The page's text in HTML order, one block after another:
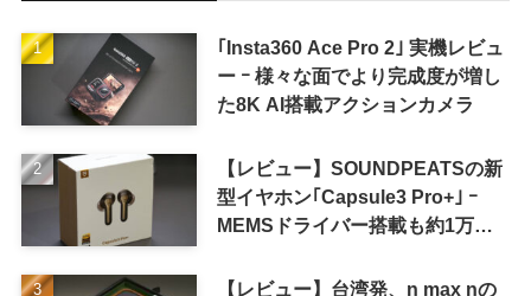
｢Insta360 Ace Pro 2｣ 実機レビュ
ー ｰ 様々な面でより完成度が増し
た8K AI搭載アクションカメラ
【レビュー】SOUNDPEATSの新
型イヤホン｢Capsule3 Pro+｣ ｰ
MEMSドライバー搭載も約1万円
【レビュー】台湾発、n max nの